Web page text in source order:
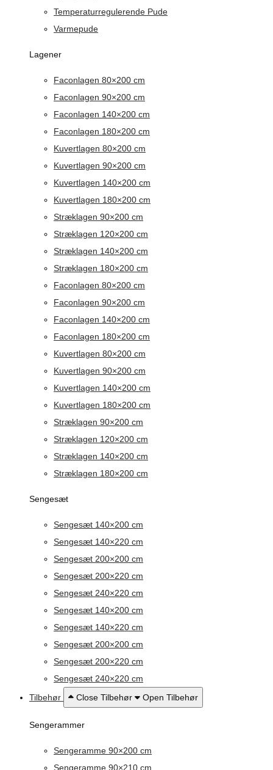
Temperaturregulerende Pude
Varmepude
Lagener
Faconlagen 80×200 cm
Faconlagen 90×200 cm
Faconlagen 140×200 cm
Faconlagen 180×200 cm
Kuvertlagen 80×200 cm
Kuvertlagen 90×200 cm
Kuvertlagen 140×200 cm
Kuvertlagen 180×200 cm
Stræklagen 90×200 cm
Stræklagen 120×200 cm
Stræklagen 140×200 cm
Stræklagen 180×200 cm
Faconlagen 80×200 cm
Faconlagen 90×200 cm
Faconlagen 140×200 cm
Faconlagen 180×200 cm
Kuvertlagen 80×200 cm
Kuvertlagen 90×200 cm
Kuvertlagen 140×200 cm
Kuvertlagen 180×200 cm
Stræklagen 90×200 cm
Stræklagen 120×200 cm
Stræklagen 140×200 cm
Stræklagen 180×200 cm
Sengesæt
Sengesæt 140×200 cm
Sengesæt 140×220 cm
Sengesæt 200×200 cm
Sengesæt 200×220 cm
Sengesæt 240×220 cm
Sengesæt 140×200 cm
Sengesæt 140×220 cm
Sengesæt 200×200 cm
Sengesæt 200×220 cm
Sengesæt 240×220 cm
Tilbehør
Close Tilbehør Open Tilbehør
Sengerammer
Sengeramme 90×200 cm
Sengeramme 90×210 cm